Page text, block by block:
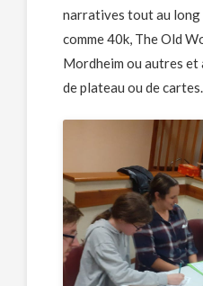
narratives tout au long
comme 40k, The Old
Mordheim ou autres et
de plateau ou de cartes.